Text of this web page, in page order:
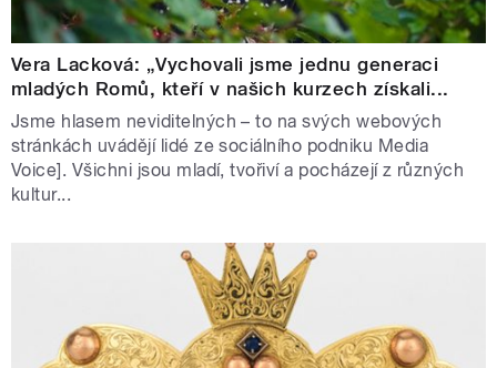
Vera Lacková: „Vychovali jsme jednu generaci
mladých Romů, kteří v našich kurzech získali...
Jsme hlasem neviditelných – to na svých webových
stránkách uvádějí lidé ze sociálního podniku Media
Voice]. Všichni jsou mladí, tvořiví a pocházejí z různých
kultur...